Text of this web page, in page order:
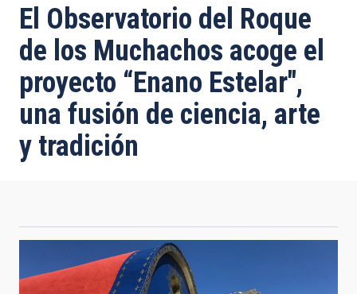
de
ayuda
a
la
navegación
El Observatorio del Roque
de los Muchachos acoge el
proyecto “Enano Estelar",
una fusión de ciencia, arte
y tradición